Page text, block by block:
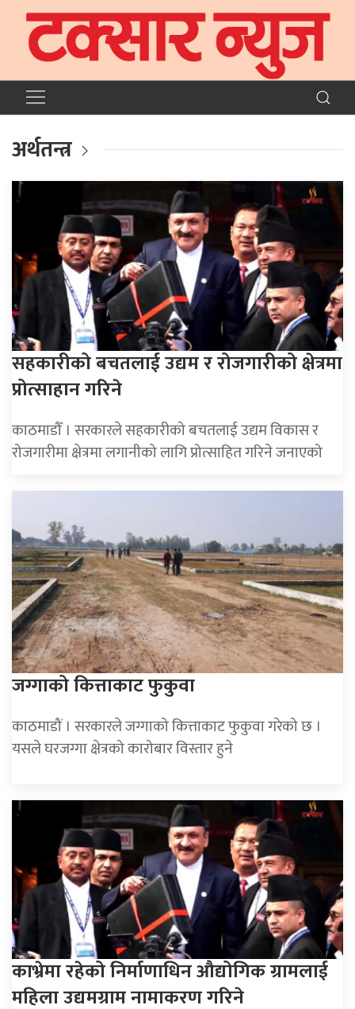
अर्थतन्त्र
सहकारीको बचतलाई उद्यम र रोजगारीको क्षेत्रमा
प्रोत्साहान गरिने
काठमाडौँ । सरकारले सहकारीको बचतलाई उद्यम विकास र
रोजगारीमा क्षेत्रमा लगानीको लागि प्रोत्साहित गरिने जनाएको
जग्गाको कित्ताकाट फुकुवा
काठमाडौं । सरकारले जग्गाको कित्ताकाट फुकुवा गरेको छ ।
यसले घरजग्गा क्षेत्रको कारोबार विस्तार हुने
काभ्रेमा रहेको निर्माणाधिन औद्योगिक ग्रामलाई
महिला उद्यमग्राम नामाकरण गरिने